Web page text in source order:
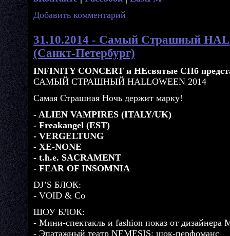
Добавить комментарий
31.10.2014 - Самый Страшный
(Санкт-Петербург)
INFINITY CONCERT и НЕсвятые СПб
САМЫЙ СТРАШНЫЙ HALLOWEEN 2014
Самая Страшная Ночь держит марку!
- ALIEN VAMPIRES (ITALY/UK)
- Freakangel (EST)
- VERGELTUNG
- XE-NONE
- t.h.e. SACRAMENT
- FEAR OF INSOMNIA
DJ’S БЛОК:
- VOID & Co
ШОУ БЛОК:
- Мини-спектакль и fashion показ от дизайнера
- Эпатажный театр NEMESIS: шок-перфоманс